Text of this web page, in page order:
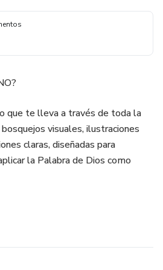
que te lleva a través de toda la
visuales, ilustraciones
claras, diseñadas para
la Palabra de Dios como